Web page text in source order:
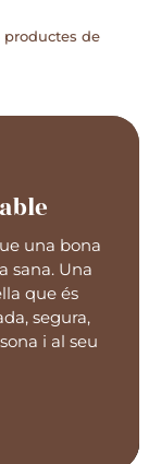
de
una bona
sana. Una
que és
segura,
i al seu